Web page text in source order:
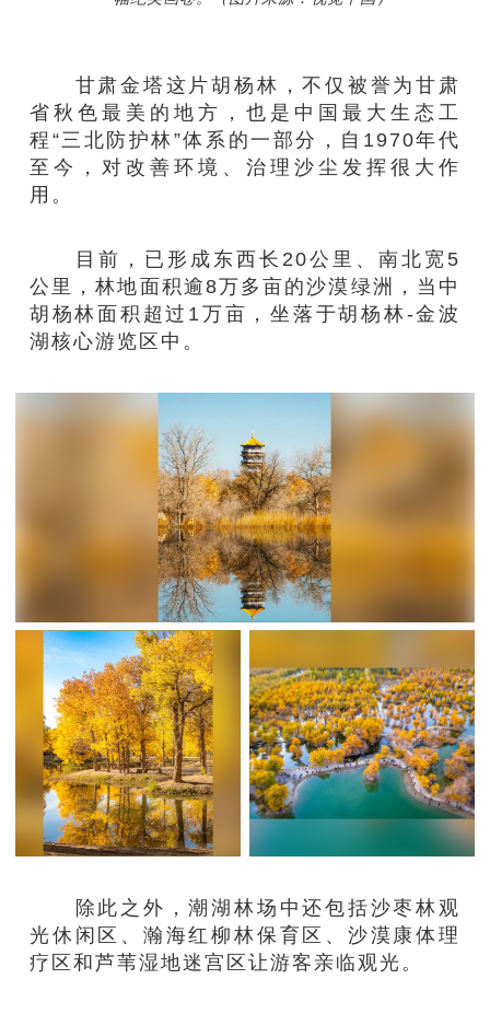
甘肃金塔这片胡杨林，不仅被誉为甘肃
省秋色最美的地方，也是中国最大生态工
程“三北防护林”体系的一部分，自1970年代
至今，对改善环境、治理沙尘发挥很大作
用。
目前，已形成东西长20公里、南北宽5
公里，林地面积逾8万多亩的沙漠绿洲，当中
胡杨林面积超过1万亩，坐落于胡杨林-金波
湖核心游览区中。
除此之外，潮湖林场中还包括沙枣林观
光休闲区、瀚海红柳林保育区、沙漠康体理
疗区和芦苇湿地迷宫区让游客亲临观光。